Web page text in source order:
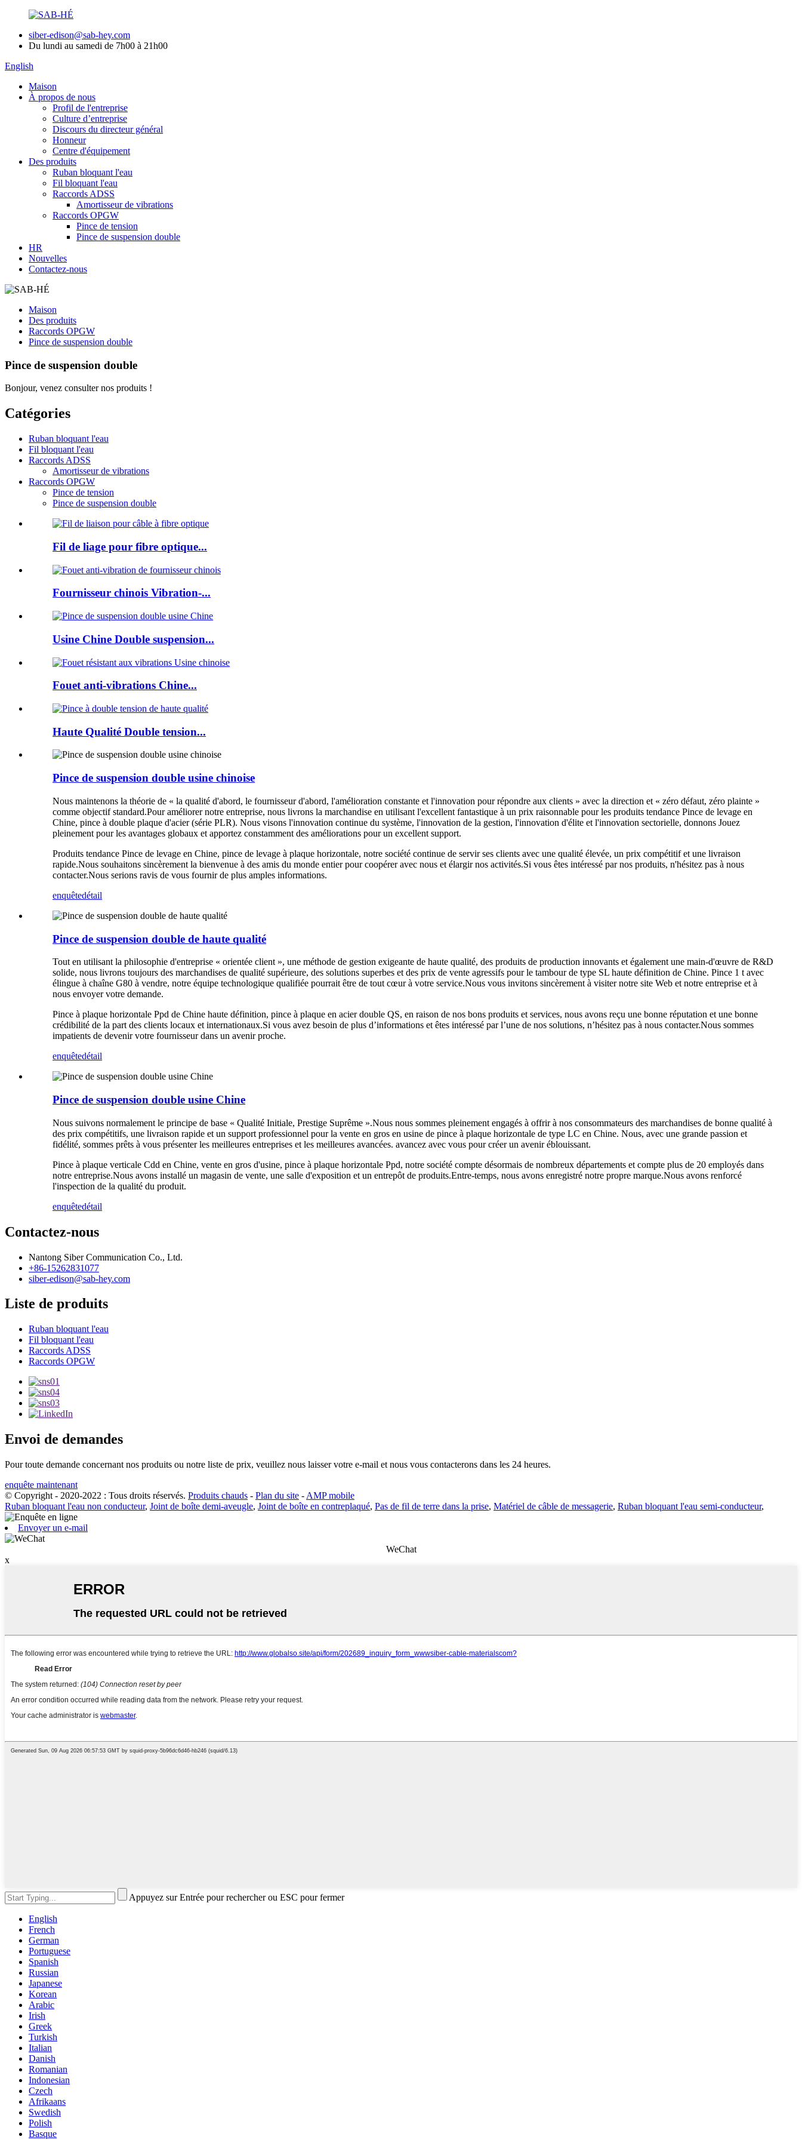
siber-edison@sab-hey.com
Du lundi au samedi de 7h00 à 21h00
English
Maison
À propos de nous
Profil de l'entreprise
Culture d’entreprise
Discours du directeur général
Honneur
Centre d'équipement
Des produits
Ruban bloquant l'eau
Fil bloquant l'eau
Raccords ADSS
Amortisseur de vibrations
Raccords OPGW
Pince de tension
Pince de suspension double
HR
Nouvelles
Contactez-nous
Maison
Des produits
Raccords OPGW
Pince de suspension double
Pince de suspension double
Bonjour, venez consulter nos produits !
Catégories
Ruban bloquant l'eau
Fil bloquant l'eau
Raccords ADSS
Amortisseur de vibrations
Raccords OPGW
Pince de tension
Pince de suspension double
Fil de liage pour fibre optique...
Fournisseur chinois Vibration-...
Usine Chine Double suspension...
Fouet anti-vibrations Chine...
Haute Qualité Double tension...
Pince de suspension double usine chinoise
Nous maintenons la théorie de « la qualité d'abord, le fournisseur d'abord, l'amélioration constante et l'innovation pour répondre aux clients » avec la direction et « zéro défaut, zéro plainte »
comme objectif standard.Pour améliorer notre entreprise, nous livrons la marchandise en utilisant l'excellent fantastique à un prix raisonnable pour les produits tendance Pince de levage en
Chine, pince à double plaque d'acier (série PLR). Nous visons l'innovation continue du système, l'innovation de la gestion, l'innovation d'élite et l'innovation sectorielle, donnons Jouez
pleinement pour les avantages globaux et apportez constamment des améliorations pour un excellent support.
Produits tendance Pince de levage en Chine, pince de levage à plaque horizontale, notre société continue de servir ses clients avec une qualité élevée, un prix compétitif et une livraison
rapide.Nous souhaitons sincèrement la bienvenue à des amis du monde entier pour coopérer avec nous et élargir nos activités.Si vous êtes intéressé par nos produits, n'hésitez pas à nous
contacter.Nous serions ravis de vous fournir de plus amples informations.
enquêtedétail
Pince de suspension double de haute qualité
Tout en utilisant la philosophie d'entreprise « orientée client », une méthode de gestion exigeante de haute qualité, des produits de production innovants et également une main-d'œuvre de R&D
solide, nous livrons toujours des marchandises de qualité supérieure, des solutions superbes et des prix de vente agressifs pour le tambour de type SL haute définition de Chine. Pince 1 t avec
élingue à chaîne G80 à vendre, notre équipe technologique qualifiée pourrait être de tout cœur à votre service.Nous vous invitons sincèrement à visiter notre site Web et notre entreprise et à
nous envoyer votre demande.
Pince à plaque horizontale Ppd de Chine haute définition, pince à plaque en acier double QS, en raison de nos bons produits et services, nous avons reçu une bonne réputation et une bonne
crédibilité de la part des clients locaux et internationaux.Si vous avez besoin de plus d’informations et êtes intéressé par l’une de nos solutions, n’hésitez pas à nous contacter.Nous sommes
impatients de devenir votre fournisseur dans un avenir proche.
enquêtedétail
Pince de suspension double usine Chine
Nous suivons normalement le principe de base « Qualité Initiale, Prestige Suprême ».Nous nous sommes pleinement engagés à offrir à nos consommateurs des marchandises de bonne qualité à
des prix compétitifs, une livraison rapide et un support professionnel pour la vente en gros en usine de pince à plaque horizontale de type LC en Chine. Nous, avec une grande passion et
fidélité, sommes prêts à vous présenter les meilleures entreprises et les meilleures avancées. avancez avec vous pour créer un avenir éblouissant.
Pince à plaque verticale Cdd en Chine, vente en gros d'usine, pince à plaque horizontale Ppd, notre société compte désormais de nombreux départements et compte plus de 20 employés dans
notre entreprise.Nous avons installé un magasin de vente, une salle d'exposition et un entrepôt de produits.Entre-temps, nous avons enregistré notre propre marque.Nous avons renforcé
l'inspection de la qualité du produit.
enquêtedétail
Contactez-nous
Nantong Siber Communication Co., Ltd.
+86-15262831077
siber-edison@sab-hey.com
Liste de produits
Ruban bloquant l'eau
Fil bloquant l'eau
Raccords ADSS
Raccords OPGW
Envoi de demandes
Pour toute demande concernant nos produits ou notre liste de prix, veuillez nous laisser votre e-mail et nous vous contacterons dans les 24 heures.
enquête maintenant
© Copyright - 2020-2022 : Tous droits réservés. Produits chauds - Plan du site - AMP mobile
Ruban bloquant l'eau non conducteur, Joint de boîte demi-aveugle, Joint de boîte en contreplaqué, Pas de fil de terre dans la prise, Matériel de câble de messagerie, Ruban bloquant l'eau semi-conducteur,
Envoyer un e-mail
WeChat
x
Appuyez sur Entrée pour rechercher ou ESC pour fermer
English
French
German
Portuguese
Spanish
Russian
Japanese
Korean
Arabic
Irish
Greek
Turkish
Italian
Danish
Romanian
Indonesian
Czech
Afrikaans
Swedish
Polish
Basque